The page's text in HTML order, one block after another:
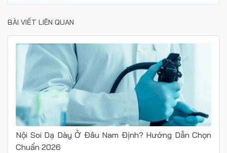
BÀI VIẾT LIÊN QUAN
Nội Soi Dạ Dày Ở Đâu Nam Định? Hướng Dẫn Chọn
Chuẩn 2026